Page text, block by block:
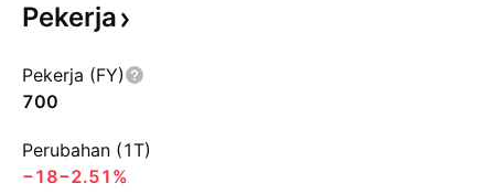
Pekerja
Pekerja (FY)
700
Perubahan (1T)
−18−2.51%